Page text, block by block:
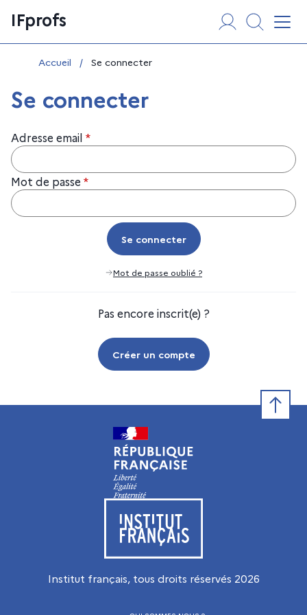
au
contenu
IFprofs
Vous êtes ici :
Accueil / Se connecter
Se connecter
Adresse email *
Mot de passe *
Se connecter
Se connecter
Mot de passe oublié ?
Pas encore inscrit(e) ?
Créer un compte
Visiter le site de l’Institut français
Institut français, tous droits réservés 2026